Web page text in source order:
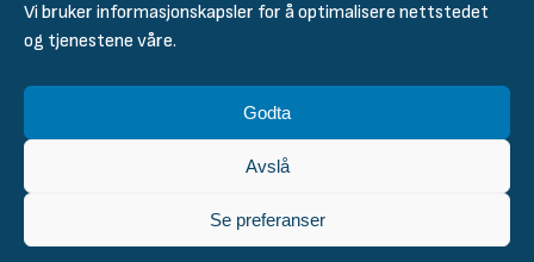
Vi bruker informasjonskapsler for å optimalisere nettstedet
og tjenestene våre.
Godta
Avslå
Se preferanser
© CERTIFER 2024
Personvernerklæring
General Conditions of Sales
Technical Conditions for Inspection and Certification